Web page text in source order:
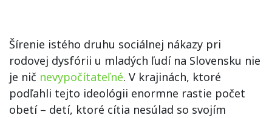
Šírenie istého druhu sociálnej nákazy pri
rodovej dysfórii u mladých ľudí na Slovensku nie
je nič nevypočítateľné. V krajinách, ktoré
podľahli tejto ideológii enormne rastie počet
obetí – detí, ktoré cítia nesúlad so svojím